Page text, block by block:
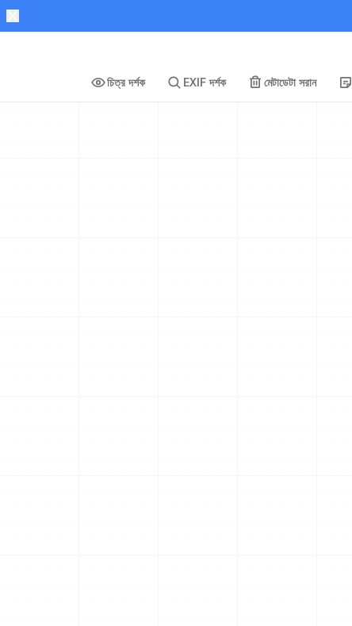
চিত্র দর্শক EXIF দর্শক মেটাডেটা সরান